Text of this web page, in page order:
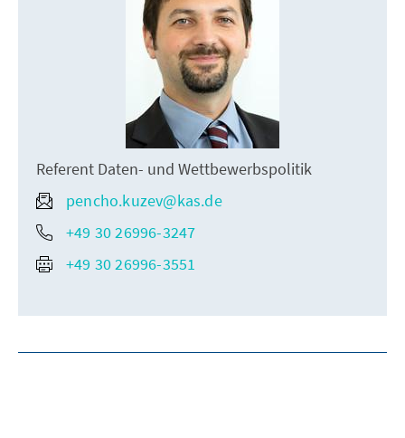
Referent Daten- und Wettbewerbspolitik
pencho.kuzev@kas.de
+49 30 26996-3247
+49 30 26996-3551